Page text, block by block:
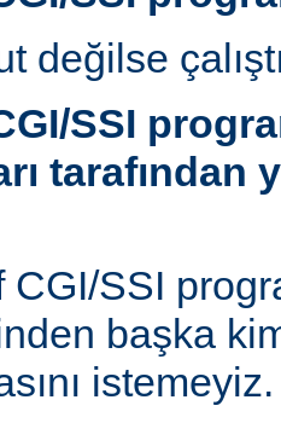
değilse
SSI
tarafından
CGI/SSI
başka
istemeyiz.